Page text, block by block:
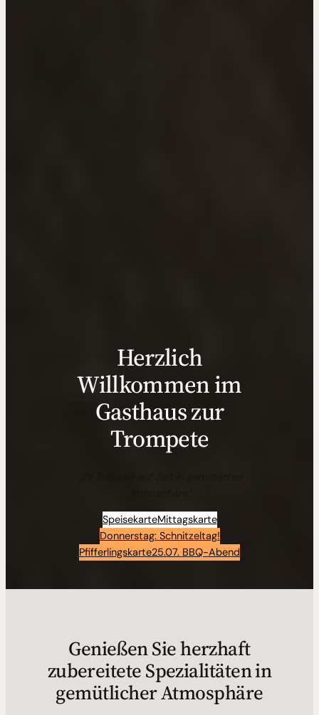
Herzlich
Willkommen im
Gasthaus zur
Trompete
SpeisekarteMittagskarte
Donnerstag: Schnitzeltag!
Pfifferlingskarte25.07. BBQ-Abend
Genießen Sie herzhaft
zubereitete Spezialitäten in
gemütlicher Atmosphäre